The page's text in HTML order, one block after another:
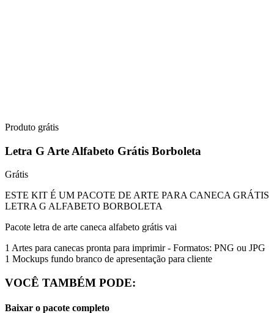
Produto grátis
Letra G Arte Alfabeto Grátis Borboleta
Grátis
ESTE KIT É UM PACOTE DE ARTE PARA CANECA GRÁTIS
LETRA G ALFABETO BORBOLETA
Pacote letra de arte caneca alfabeto grátis vai
1 Artes para canecas pronta para imprimir - Formatos: PNG ou JPG
1 Mockups fundo branco de apresentação para cliente
VOCÊ TAMBÉM PODE:
Baixar o pacote completo